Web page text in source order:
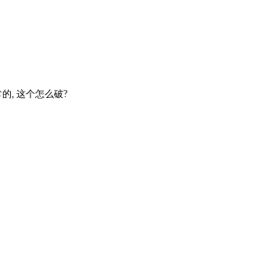
, 这个怎么破?